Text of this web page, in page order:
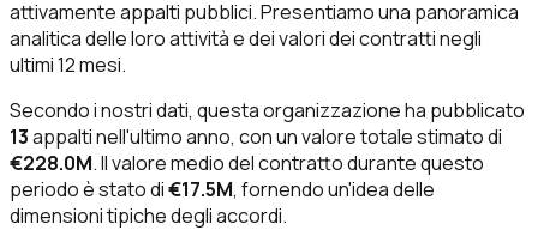
attivamente appalti pubblici. Presentiamo una panoramica
analitica delle loro attività e dei valori dei contratti negli
ultimi 12 mesi.
Secondo i nostri dati, questa organizzazione ha pubblicato
13appalti nell'ultimo anno, con un valore totale stimato di
€228.0M. Il valore medio del contratto durante questo
periodo è stato di€17.5M, fornendo un'idea delle
dimensioni tipiche degli accordi.